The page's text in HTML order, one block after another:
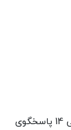
شنبه تا چهارشنبه از 9 الی 17 و پنج شنبه از 9 الی 14 پاسخگوی